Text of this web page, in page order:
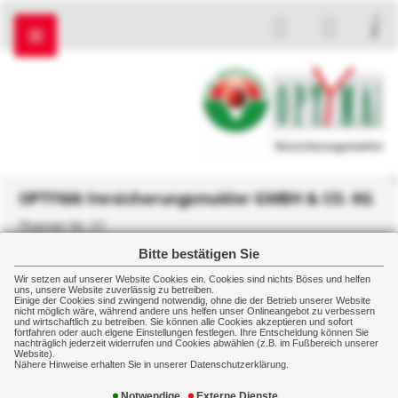
Bitte bestätigen Sie
Wir setzen auf unserer Website Cookies ein. Cookies sind nichts Böses und helfen
uns, unsere Website zuverlässig zu betreiben.
Einige der Cookies sind zwingend notwendig, ohne die der Betrieb unserer Website
nicht möglich wäre, während andere uns helfen unser Onlineangebot zu verbessern
und wirtschaftlich zu betreiben. Sie können alle Cookies akzeptieren und sofort
fortfahren oder auch eigene Einstellungen festlegen. Ihre Entscheidung können Sie
nachträglich jederzeit widerrufen und Cookies abwählen (z.B. im Fußbereich unserer
Website).
Nähere Hinweise erhalten Sie in unserer Datenschutzerklärung.
OPTYMA Versicherungsmakler GMBH & CO. KG
Thanner Str. 57
+49 8024 477864
+49 8024 477750
Gewerbe
D & O (Managerhaftpflicht)